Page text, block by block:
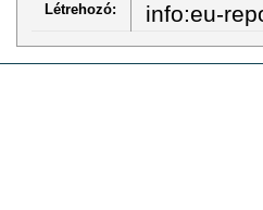
Létrehozó: info:eu-